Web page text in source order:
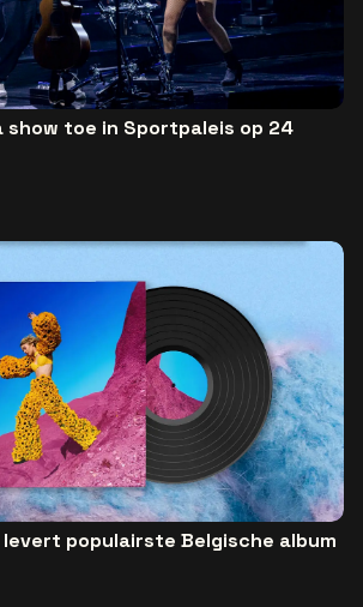
show toe in Sportpaleis op 24
levert populairste Belgische album